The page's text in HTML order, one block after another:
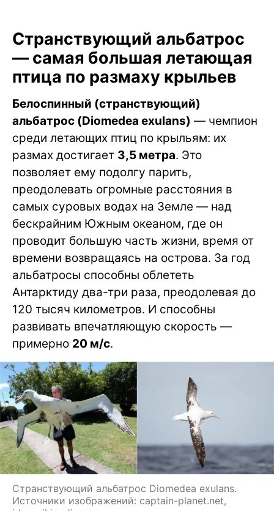
Странствующий альбатрос
— самая большая летающая
птица по размаху крыльев
Белоспинный (странствующий)
альбатрос (Diomedea exulans) — чемпион
среди летающих птиц по крыльям: их
размах достигает 3,5 метра. Это
позволяет ему подолгу парить,
преодолевать огромные расстояния в
самых суровых водах на Земле — над
бескрайним Южным океаном, где он
проводит большую часть жизни, время от
времени возвращаясь на острова. За год
альбатросы способны облететь
Антарктиду два-три раза, преодолевая до
120 тысяч километров. И способны
развивать впечатляющую скорость —
примерно 20 м/с.
Странствующий альбатрос Diomedea exulans.
Источники изображений: captain-planet.net,